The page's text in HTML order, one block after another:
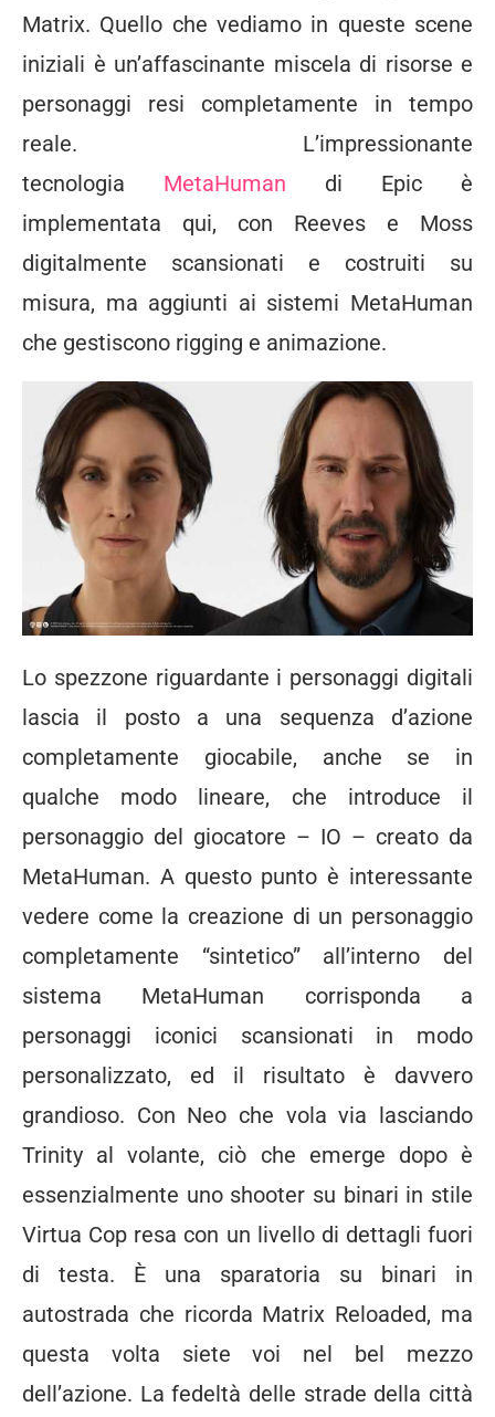
Matrix. Quello che vediamo in queste scene
iniziali è un’affascinante miscela di risorse e
personaggi resi completamente in tempo
reale. L’impressionante
tecnologia MetaHuman di Epic è
implementata qui, con Reeves e Moss
digitalmente scansionati e costruiti su
misura, ma aggiunti ai sistemi MetaHuman
che gestiscono rigging e animazione.
Lo spezzone riguardante i personaggi digitali
lascia il posto a una sequenza d’azione
completamente giocabile, anche se in
qualche modo lineare, che introduce il
personaggio del giocatore – IO – creato da
MetaHuman. A questo punto è interessante
vedere come la creazione di un personaggio
completamente “sintetico” all’interno del
sistema MetaHuman corrisponda a
personaggi iconici scansionati in modo
personalizzato, ed il risultato è davvero
grandioso. Con Neo che vola via lasciando
Trinity al volante, ciò che emerge dopo è
essenzialmente uno shooter su binari in stile
Virtua Cop resa con un livello di dettagli fuori
di testa. È una sparatoria su binari in
autostrada che ricorda Matrix Reloaded, ma
questa volta siete voi nel bel mezzo
dell’azione. La fedeltà delle strade della città